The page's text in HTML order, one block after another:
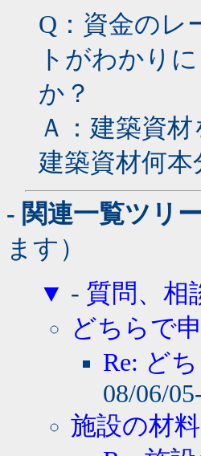
Q：資金のレ
トがわかり
か？
Ａ：建築資
建築資材何
- 関連一覧ツリ
ます）
▼ - 質問、相
どちらで
Re: ど
08/06/
施設の材